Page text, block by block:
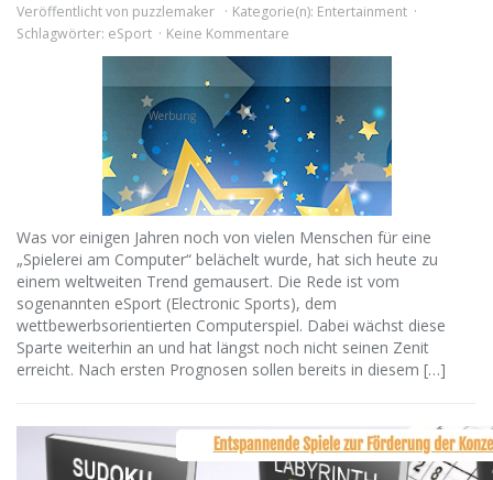
Veröffentlicht von puzzlemaker Kategorie(n): Entertainment
Schlagwörter: eSport Keine Kommentare
Was vor einigen Jahren noch von vielen Menschen für eine
„Spielerei am Computer“ belächelt wurde, hat sich heute zu
einem weltweiten Trend gemausert. Die Rede ist vom
sogenannten eSport (Electronic Sports), dem
wettbewerbsorientierten Computerspiel. Dabei wächst diese
Sparte weiterhin an und hat längst noch nicht seinen Zenit
erreicht. Nach ersten Prognosen sollen bereits in diesem […]
Werbung